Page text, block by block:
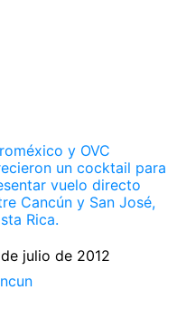
y OVC
un cocktail para
vuelo directo
Cancún y San José,
Rica.
julio de 2012
a